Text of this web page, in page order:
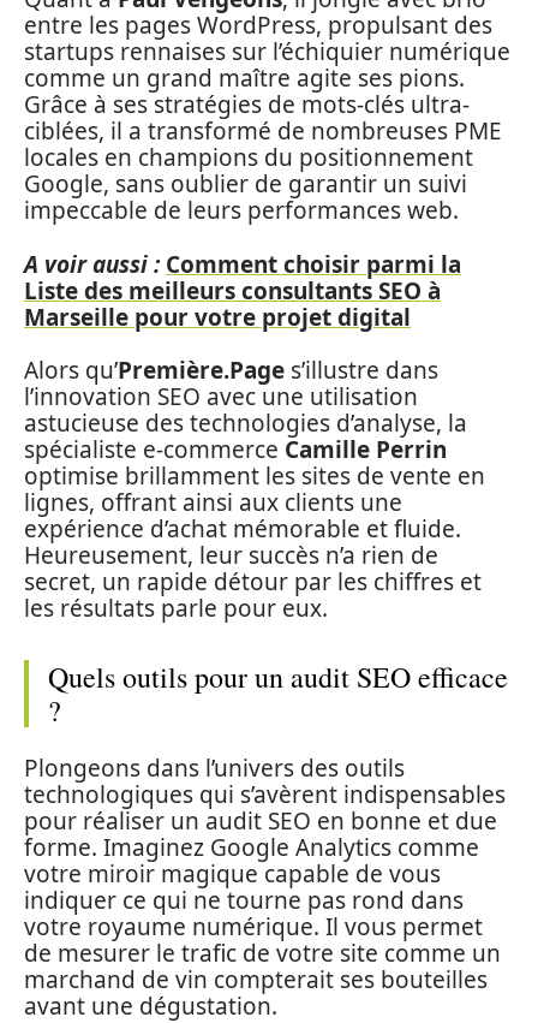
entre les pages WordPress, propulsant des
startups rennaises sur l’échiquier numérique
comme un grand maître agite ses pions.
Grâce à ses stratégies de mots-clés ultra-
ciblées, il a transformé de nombreuses PME
locales en champions du positionnement
Google, sans oublier de garantir un suivi
impeccable de leurs performances web.
A voir aussi : Comment choisir parmi la
Liste des meilleurs consultants SEO à
Marseille pour votre projet digital
Alors qu’Première.Page s’illustre dans
l’innovation SEO avec une utilisation
astucieuse des technologies d’analyse, la
spécialiste e-commerce Camille Perrin
optimise brillamment les sites de vente en
lignes, offrant ainsi aux clients une
expérience d’achat mémorable et fluide.
Heureusement, leur succès n’a rien de
secret, un rapide détour par les chiffres et
les résultats parle pour eux.
Quels outils pour un audit SEO efficace
?
Plongeons dans l’univers des outils
technologiques qui s’avèrent indispensables
pour réaliser un audit SEO en bonne et due
forme. Imaginez Google Analytics comme
votre miroir magique capable de vous
indiquer ce qui ne tourne pas rond dans
votre royaume numérique. Il vous permet
de mesurer le trafic de votre site comme un
marchand de vin compterait ses bouteilles
avant une dégustation.